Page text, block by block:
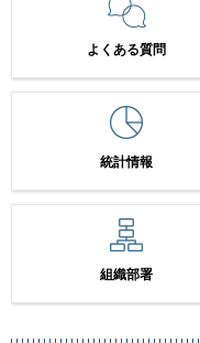
よくある質問
統計情報
組織部署